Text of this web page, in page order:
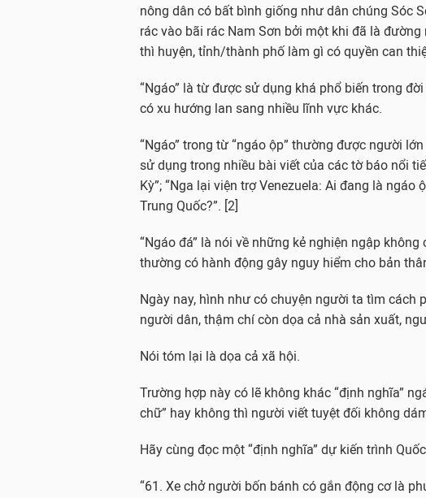
nông dân có bất bình giống như dân chúng Sóc
rác vào bãi rác Nam Sơn bởi một khi đã là
thì huyện, tỉnh/thành phố làm gì có quyền can
“Ngáo” là từ được sử dụng khá phổ biến trong
có xu hướng lan sang nhiều lĩnh vực khác.
“Ngáo” trong từ “ngáo ộp” thường được người
sử dụng trong nhiều bài viết của các tờ báo nổi
Kỳ”; “Nga lại viện trợ Venezuela: Ai đang là ngáo
Trung Quốc?”. [2]
“Ngáo đá” là nói về những kẻ nghiện ngập
thường có hành động gây nguy hiểm cho bản
Ngày nay, hình như có chuyện người ta tìm cách
người dân, thậm chí còn dọa cả nhà sản xuất,
Nói tóm lại là dọa cả xã hội.
Trường hợp này có lẽ không khác “định nghĩa”
chữ” hay không thì người viết tuyệt đối không
Hãy cùng đọc một “định nghĩa” dự kiến trình
“61. Xe chở người bốn bánh có gắn động cơ là